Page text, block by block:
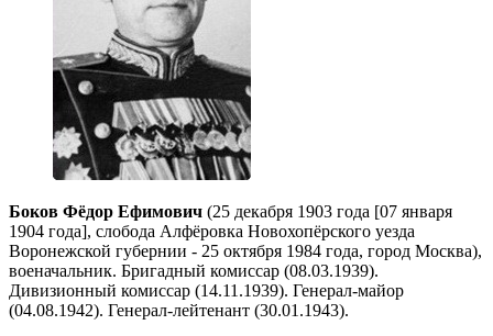
Боков Фёдор Ефимович (25 декабря 1903 года [07 января
1904 года], слобода Алфёровка Новохопёрского уезда
Воронежской губернии - 25 октября 1984 года, город Москва),
военачальник. Бригадный комиссар (08.03.1939).
Дивизионный комиссар (14.11.1939). Генерал-майор
(04.08.1942). Генерал-лейтенант (30.01.1943).